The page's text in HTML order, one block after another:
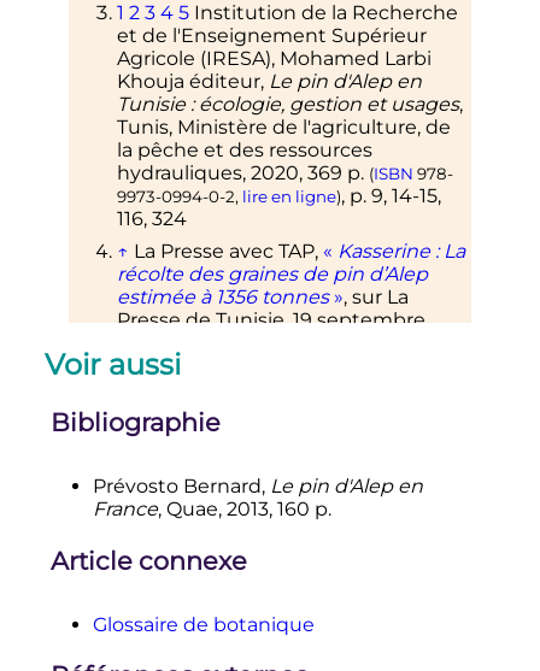
1 2 3 4 5 Institution de la Recherche
et de l'Enseignement Supérieur
Agricole (IRESA), Mohamed Larbi
Khouja éditeur, Le pin d'Alep en
Tunisie : écologie, gestion et usages,
Tunis, Ministère de l'agriculture, de
la pêche et des ressources
hydrauliques, 2020, 369 p. (ISBN 978-
9973-0994-0-2, lire en ligne), p. 9, 14-15,
116, 324
↑ La Presse avec TAP, « Kasserine : La
récolte des graines de pin d’Alep
estimée à 1356 tonnes », sur La
Presse de Tunisie,19 septembre
↑L'Economiste
de graines de pin d'Alep à Béja
Leconomiste Maghrebin
septembre 2023)
↑« Options Méditerranéennes en
pin d'Alep en Tunisie
septembre 2023
Voir aussi
Bibliographie
Prévosto Bernard, Le pin d'Alep en
France, Quae, 2013, 160 p.
Article connexe
Glossaire de botanique